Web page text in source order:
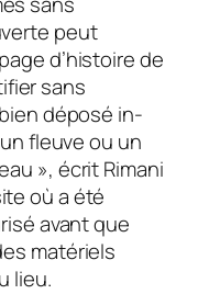
peut
d’histoire de
sans
déposé in-
fleuve ou un
», écrit Rimani
où a été
avant que
matériels
lieu.